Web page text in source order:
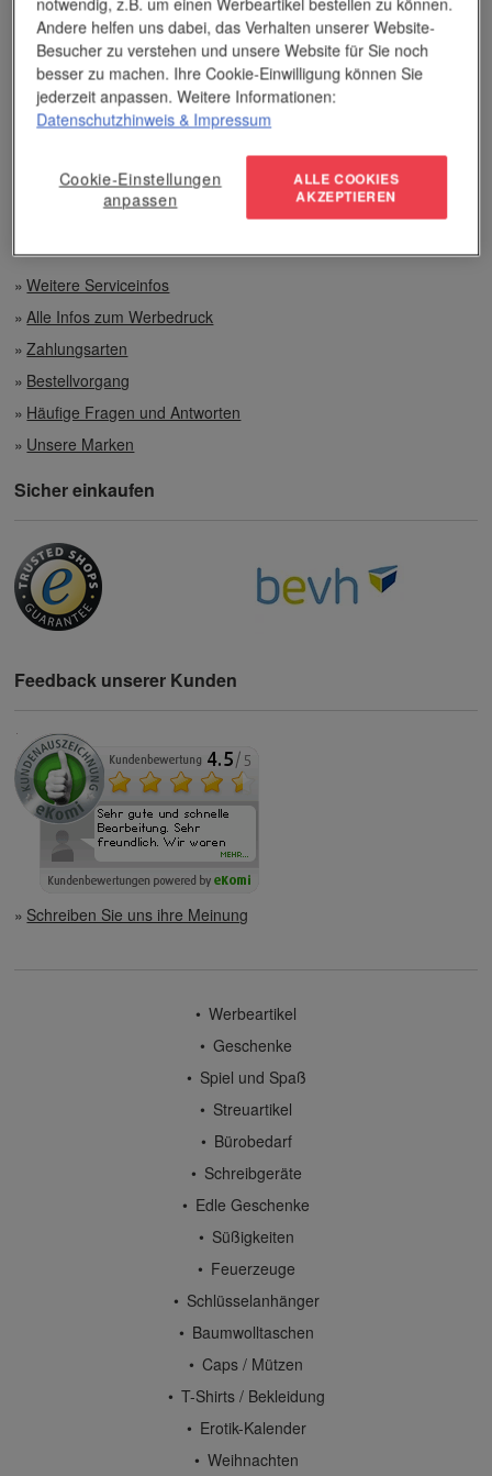
Unser Service
Individuelle Beratung
Zahlen per Rechnung
Preisvorteile auch bei geringen Mengen
Top-Qualität unserer Produkte
Weitere Serviceinfos
Alle Infos zum Werbedruck
Zahlungsarten
Bestellvorgang
Häufige Fragen und Antworten
Unsere Marken
Sicher einkaufen
Feedback unserer Kunden
Schreiben Sie uns ihre Meinung
Werbeartikel
Geschenke
Spiel und Spaß
Streuartikel
Bürobedarf
Schreibgeräte
Edle Geschenke
Süßigkeiten
Feuerzeuge
Schlüsselanhänger
Baumwolltaschen
Caps / Mützen
T-Shirts / Bekleidung
Erotik-Kalender
Weihnachten
Andere helfen uns dabei, das Verhalten unserer Website-
Besucher zu verstehen und unsere Website für Sie noch
besser zu machen. Ihre Cookie-Einwilligung können Sie
jederzeit anpassen. Weitere Informationen:
Datenschutzhinweis & Impressum
Cookie-Einstellungen
anpassen
ALLE COOKIES
AKZEPTIEREN